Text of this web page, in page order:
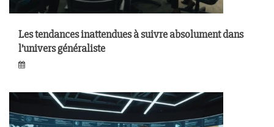
Les tendances inattendues à suivre absolument dans
l’univers généraliste